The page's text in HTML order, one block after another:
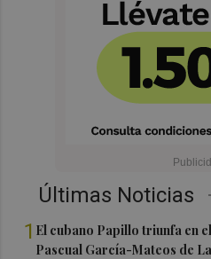
Últimas Noticias
1 El cubano Papillo triunfa en
Pascual García-Mateos de